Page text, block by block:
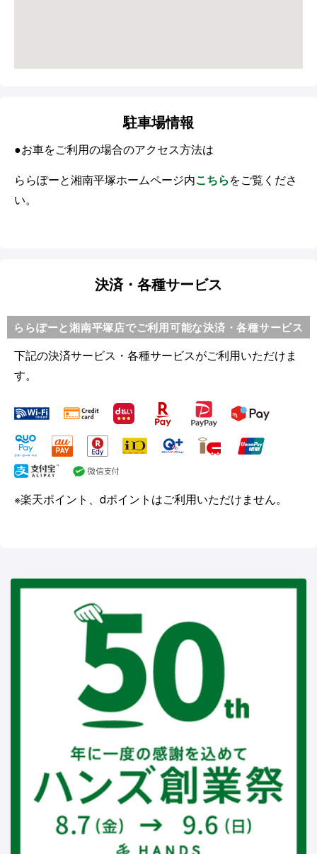
駐車場情報
●お車をご利用の場合のアクセス方法は
ららぽーと湘南平塚ホームページ内こちらをご覧くださ
い。
決済・各種サービス
ららぽーと湘南平塚店でご利用可能な決済・各種サービス
下記の決済サービス・各種サービスがご利用いただけま
す。
※楽天ポイント、dポイントはご利用いただけません。